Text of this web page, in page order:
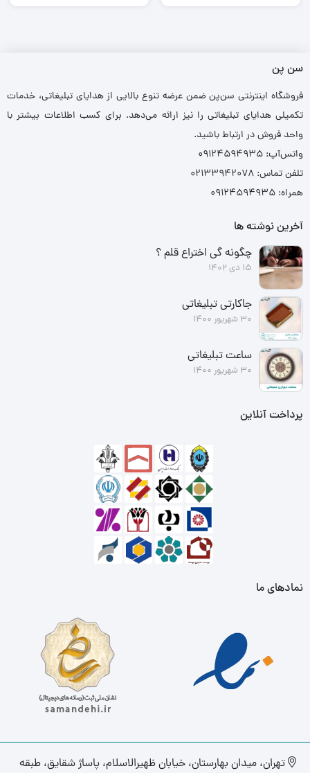
سن پن
فروشگاه اینترنتی سن‌پن ضمن عرضه تنوع بالایی از هدایای تبلیغاتی، خدمات
تکمیلی هدایای تبلیغاتی را نیز ارائه می‌دهد. برای کسب اطلاعات بیشتر با
واحد فروش در ارتباط باشید.
واتس‌آپ: ۰۹۱۲۴۵۹۴۹۳۵
تلفن تماس: ۰۲۱۳۳۹۴۲۰۷۸
همراه: ۰۹۱۲۴۵۹۴۹۳۵
آخرین نوشته ها
چگونه گی اختراع قلم ؟
15 دی 1402
جاکارتی تبلیغاتی
30 شهریور 1400
ساعت تبلیغاتی
30 شهریور 1400
پرداخت آنلاین
نمادهای ما
تهران، میدان بهارستان، خیابان ظهیرالاسلام، پاساژ شقایق، طبقه